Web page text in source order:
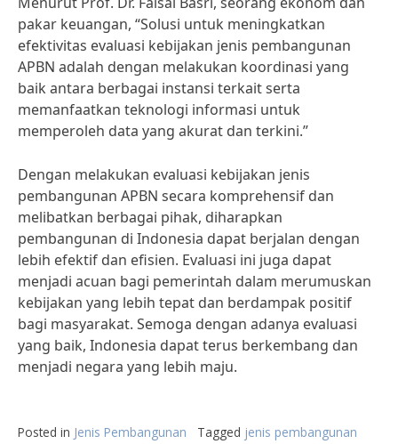
pakar keuangan, “Solusi untuk meningkatkan
efektivitas evaluasi kebijakan jenis pembangunan
APBN adalah dengan melakukan koordinasi yang
baik antara berbagai instansi terkait serta
memanfaatkan teknologi informasi untuk
memperoleh data yang akurat dan terkini.”
Dengan melakukan evaluasi kebijakan jenis
pembangunan APBN secara komprehensif dan
melibatkan berbagai pihak, diharapkan
pembangunan di Indonesia dapat berjalan dengan
lebih efektif dan efisien. Evaluasi ini juga dapat
menjadi acuan bagi pemerintah dalam merumuskan
kebijakan yang lebih tepat dan berdampak positif
bagi masyarakat. Semoga dengan adanya evaluasi
yang baik, Indonesia dapat terus berkembang dan
menjadi negara yang lebih maju.
Posted in Jenis Pembangunan Tagged jenis pembangunan